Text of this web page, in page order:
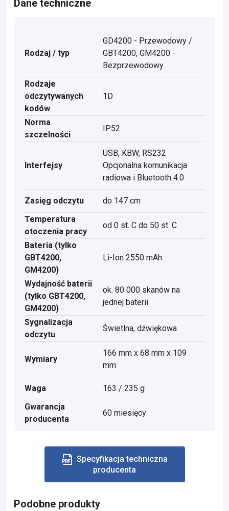
Dane techniczne
Rodzaj / typ
GD4200 - Przewodowy /
GBT4200, GM4200 -
Bezprzewodowy
Rodzaje
odczytywanych
kodów
1D
Norma
szczelności
IP52
Interfejsy
USB, KBW, RS232
Opcjonalna komunikacja
radiowa i Bluetooth 4.0
Zasięg odczytu
do 147 cm
Temperatura
otoczenia pracy
od 0 st. C do 50 st. C
Bateria (tylko
GBT4200,
GM4200)
Li-Ion 2550 mAh
Wydajność baterii
(tylko GBT4200,
GM4200)
ok. 80 000 skanów na
jednej baterii
Sygnalizacja
odczytu
Świetlna, dźwiękowa
Wymiary
166 mm x 68 mm x 109
mm
Waga
163 / 235 g
Gwarancja
producenta
60 miesięcy
Specyfikacja techniczna
producenta
Podobne produkty